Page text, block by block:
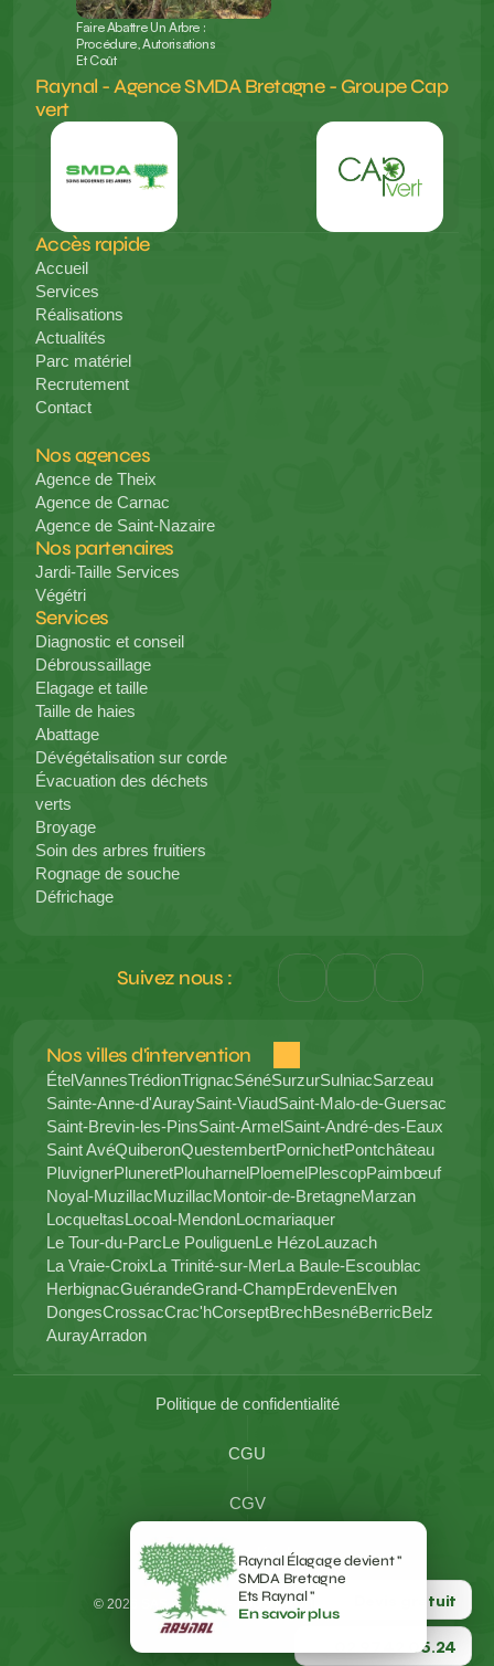
4.7
Raynal Élagage devient "
SMDA Bretagne
Ets Raynal "
En savoir plus
Faire Abattre Un Arbre :
Procédure, Autorisations
Et Coût
Raynal - Agence SMDA Bretagne - Groupe Cap
vert
Accès rapide
Accueil
Services
Réalisations
Actualités
Parc matériel
Recrutement
Contact
Nos agences
Agence de Theix
Agence de Carnac
Agence de Saint-Nazaire
Nos partenaires
Jardi-Taille Services
Végétri
Services
Diagnostic et conseil
Débroussaillage
Elagage et taille
Taille de haies
Abattage
Dévégétalisation sur corde
Évacuation des déchets
verts
Broyage
Soin des arbres fruitiers
Rognage de souche
Défrichage
Suivez nous :
Nos villes d'intervention
ÉtelVannesTrédionTrignacSénéSurzurSulniacSarzeau
Sainte-Anne-d'AuraySaint-ViaudSaint-Malo-de-Guersac
Saint-Brevin-les-PinsSaint-ArmelSaint-André-des-Eaux
Saint AvéQuiberonQuestembertPornichetPontchâteau
PluvignerPluneretPlouharnelPloemelPlescopPaimbœuf
Noyal-MuzillacMuzillacMontoir-de-BretagneMarzan
LocqueltasLocoal-MendonLocmariaquer
Le Tour-du-ParcLe PouliguenLe HézoLauzach
La Vraie-CroixLa Trinité-sur-MerLa Baule-Escoublac
HerbignacGuérandeGrand-ChampErdevenElven
DongesCrossacCrac'hCorseptBrechBesnéBerricBelz
AurayArradon
Politique de confidentialité
CGU
CGV
Mentions légales
© 2026 SAS RAYNAL - TOUS DROITS RESERVES
02.97.42.05.24
Devis gratuit